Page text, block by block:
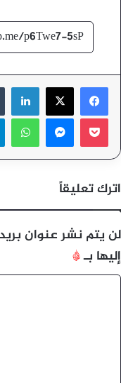
فيسبوك
‫X
‫Pocketماسنجر
اترك تعليقاً
لن يتم نشر عنوان
إليها بـ*